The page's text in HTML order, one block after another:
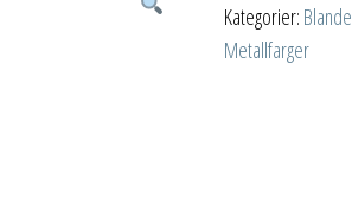
Kategorier:
Metallfarger